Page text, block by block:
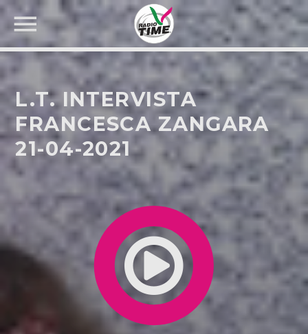
CERCA NEL SITO WEB:
L.T. INTERVISTA
FRANCESCA ZANGARA
21-04-2021